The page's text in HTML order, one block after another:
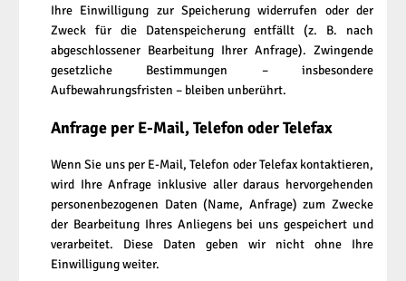
Ihre Einwilligung zur Speicherung widerrufen oder der
Zweck für die Datenspeicherung entfällt (z. B. nach
abgeschlossener Bearbeitung Ihrer Anfrage). Zwingende
gesetzliche Bestimmungen – insbesondere
Aufbewahrungsfristen – bleiben unberührt.
Anfrage per E-Mail, Telefon oder Telefax
Wenn Sie uns per E-Mail, Telefon oder Telefax kontaktieren,
wird Ihre Anfrage inklusive aller daraus hervorgehenden
personenbezogenen Daten (Name, Anfrage) zum Zwecke
der Bearbeitung Ihres Anliegens bei uns gespeichert und
verarbeitet. Diese Daten geben wir nicht ohne Ihre
Einwilligung weiter.